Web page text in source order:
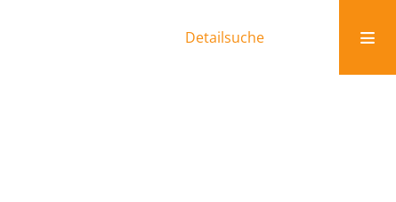
Detailsuche